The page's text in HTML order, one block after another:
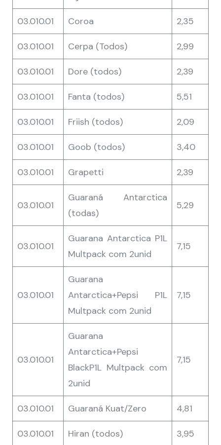
03.010.01 Coroa 2,35
03.010.01 Cerpa (Todos) 2,99
03.010.01 Dore (todos) 2,39
03.010.01 Fanta (todos) 5,51
03.010.01 Friish (todos) 2,09
03.010.01 Goob (todos) 3,40
03.010.01 Grapetti 2,39
03.010.01
Guaraná Antarctica
(todas)
5,29
03.010.01
Guarana Antarctica P1L
Multpack com 2unid
7,15
03.010.01
Guarana
Antarctica+Pepsi P1L
Multpack com 2unid
7,15
03.010.01
Guarana
Antarctica+Pepsi
BlackP1L Multpack com
2unid
7,15
03.010.01 Guaraná Kuat/Zero 4,81
03.010.01 Hiran (todos) 3,95